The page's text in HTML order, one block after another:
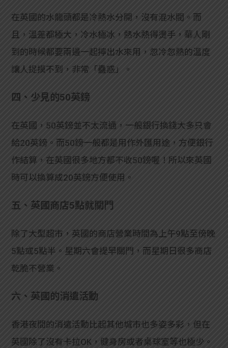
在英國的水龍頭都是冷熱水分開，沒有混水閥。而
且，溫差都極大，冷水極冰，熱水熱得燙手，華人剛
到的時候都要兩邊一起擰出水來用，忽冷忽熱的溫度
讓人捉摸不到，非常「蠱惑」。
四、少見的50英鎊
在英國，50英鎊並不太流通，一般銀行換錢大多只會
給20英鎊。而50鎊一般都是用作外匯用途，方便銀行
作結算，在英國很多地方都不收50鎊喔！所以來英國
時可以換算成20英鎊方便使用。
五、英國商店5點就關門
除了大型超市，英國的商店營業時間為上午9點至傍晚
5點或5點半。星期六會提早關門，而星期日很多商店
乾脆不營業。
六、英國的消遣活動
香港夜間的消遣活動比起其他城市也多姿多彩，但在
英國除了沒有卡拉OK，健身房或者桌球室等也極少。